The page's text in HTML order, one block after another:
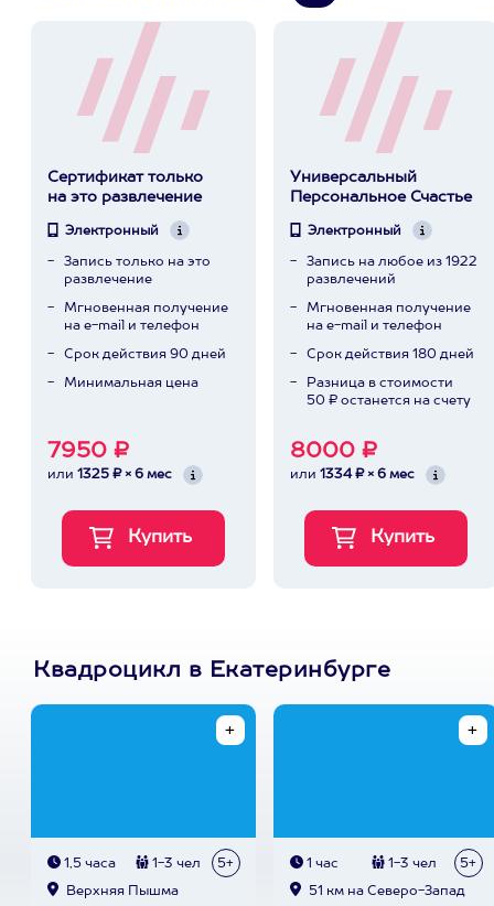
Сертификат только
на это развлечение
Электронный
Запись только на это
развлечение
Мгновенная получение
на e-mail и телефон
Срок действия 90 дней
Минимальная цена
7950 ₽
или 1325 ₽ × 6 мес
Универсальный
Персональное Счастье
Электронный
Запись на любое из 1922
развлечений
Мгновенная получение
на e-mail и телефон
Срок действия 180 дней
Разница в стоимости
50 ₽ останется на счету
8000 ₽
или 1334 ₽ × 6 мес
Квадроцикл в Екатеринбурге
1,5 часа 1-3 чел 5+
Верхняя Пышма
1 час 1-3 чел 5+
51 км на Северо-Запад